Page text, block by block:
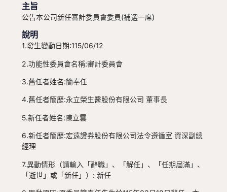
主旨
公告本公司新任審計委員會委員(補選一席)
說明
1.發生變動日期:115/06/12
2.功能性委員會名稱:審計委員會
3.舊任者姓名:簡奉任
4.舊任者簡歷:永立榮生醫股份有限公司 董事長
5.新任者姓名:陳立雲
6.新任者簡歷:宏遠證券股份有限公司法令遵循室 資深副總
經理
7.異動情形（請輸入「辭職」、「解任」、「任期屆滿」、
「逝世」或「新任」）: 新任